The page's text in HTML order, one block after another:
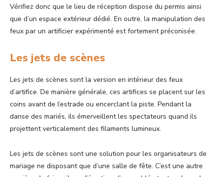
Vérifiez donc que le lieu de réception dispose du permis ainsi
que d’un espace extérieur dédié. En outre, la manipulation des
feux par un artificier expérimenté est fortement préconisée.
Les jets de scènes
Les jets de scènes sont la version en intérieur des feux
d’artifice. De manière générale, ces artifices se placent sur les
coins avant de l’estrade ou encerclant la piste. Pendant la
danse des mariés, ils émerveillent les spectateurs quand ils
projettent verticalement des filaments lumineux.
Les jets de scènes sont une solution pour les organisateurs de
mariage ne disposant que d’une salle de fête. C’est une autre